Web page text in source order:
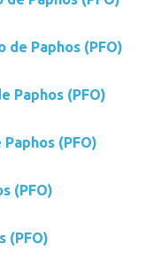
Paphos (PFO)
Paphos (PFO)
(PFO)
(PFO)
(PFO)